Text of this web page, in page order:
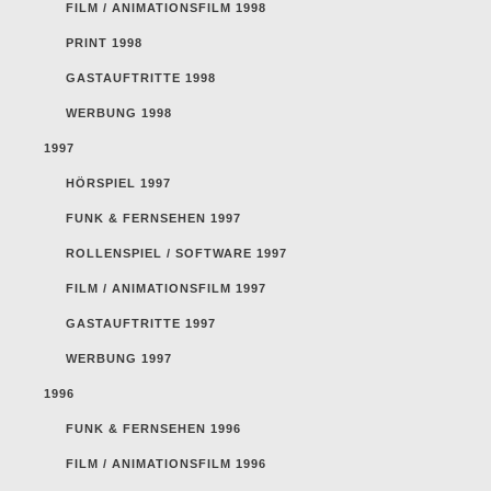
FILM / ANIMATIONSFILM 1998
PRINT 1998
GASTAUFTRITTE 1998
WERBUNG 1998
1997
HÖRSPIEL 1997
FUNK & FERNSEHEN 1997
ROLLENSPIEL / SOFTWARE 1997
FILM / ANIMATIONSFILM 1997
GASTAUFTRITTE 1997
WERBUNG 1997
1996
FUNK & FERNSEHEN 1996
FILM / ANIMATIONSFILM 1996